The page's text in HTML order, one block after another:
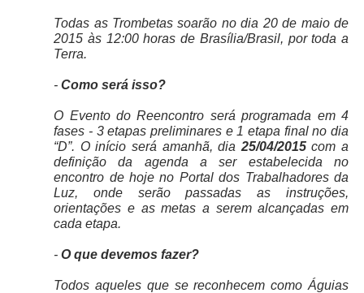
Todas as Trombetas soarão no dia 20 de maio de
2015 às 12:00 horas de Brasília/Brasil, por toda a
Terra.
-Como será isso?
O Evento do Reencontro será programada em 4
fases - 3 etapas preliminares e 1 etapa final no dia
“D”. O início será amanhã, dia 25/04/2015com a
definição da agenda a ser estabelecida no
encontro de hoje no Portal dos Trabalhadores da
Luz, onde serão passadas as instruções,
orientações e as metas a serem alcançadas em
cada etapa.
-O que devemos fazer?
Todos aqueles que se reconhecem como Águias